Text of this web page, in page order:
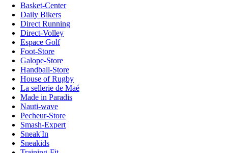
Basket-Center
Daily Bikers
Direct Running
Direct-Volley
Espace Golf
Foot-Store
Galope-Store
Handball-Store
House of Rugby
La sellerie de Maé
Made in Paradis
Nauti-wave
Pecheur-Store
Smash-Expert
Sneak'In
Sneakids